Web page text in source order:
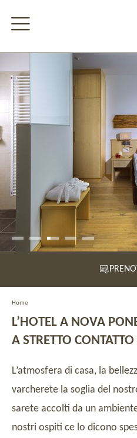
Home
L’HOTEL A NOVA
A STRETTO
L’atmosfera di casa, la
varcherete la soglia del
sarete accolti da un
nostri ospiti ce lo dicono